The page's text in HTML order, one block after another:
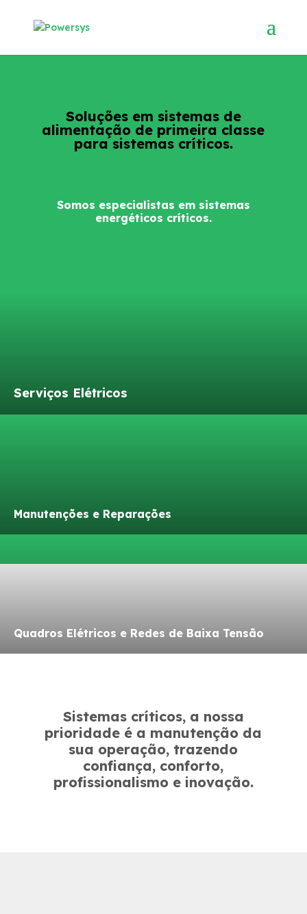
Soluções em sistemas de
alimentação de primeira classe
para sistemas críticos.
Somos especialistas em sistemas
energéticos críticos.
Serviços Elétricos
Manutenções e Reparações
Quadros Elétricos e Redes de Baixa Tensão
Sistemas críticos, a nossa
prioridade é a manutenção da
sua operação, trazendo
confiança, conforto,
profissionalismo e inovação.